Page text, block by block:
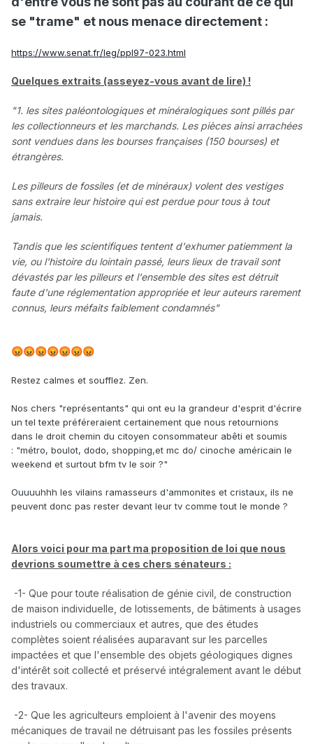
se "trame" et nous menace directement :
https://www.senat.fr/leg/ppl97-023.html
Quelques extraits (asseyez-vous avant de lire) !
"1. les sites paléontologiques et minéralogiques sont pillés par
les collectionneurs et les marchands. Les pièces ainsi arrachées
sont vendues dans les bourses françaises (150 bourses) et
étrangères.
Les pilleurs de fossiles (et de minéraux) volent des vestiges
sans extraire leur histoire qui est perdue pour tous à tout
jamais.
Tandis que les scientifiques tentent d'exhumer patiemment la
vie, ou l'histoire du lointain passé, leurs lieux de travail sont
dévastés par les pilleurs et l'ensemble des sites est détruit
faute d'une réglementation appropriée et leur auteurs rarement
connus, leurs méfaits faiblement condamnés"
😡😡😡😡😡😡😡
Restez calmes et soufflez. Zen.
Nos chers "représentants" qui ont eu la grandeur d'esprit d'écrire
un tel texte préféreraient certainement que nous retournions
dans le droit chemin du citoyen consommateur abêti et soumis
: "métro, boulot, dodo, shopping,et mc do/ cinoche américain le
weekend et surtout bfm tv le soir ?"
Ouuuuhhh les vilains ramasseurs d'ammonites et cristaux, ils ne
peuvent donc pas rester devant leur tv comme tout le monde ?
Alors voici pour ma part ma proposition de loi que nous
devrions soumettre à ces chers sénateurs :
-1- Que pour toute réalisation de génie civil, de construction
de maison individuelle, de lotissements, de bâtiments à usages
industriels ou commerciaux et autres, que des études
complètes soient réalisées auparavant sur les parcelles
impactées et que l'ensemble des objets géologiques dignes
d'intérêt soit collecté et préservé intégralement avant le début
des travaux.
-2- Que les agriculteurs emploient à l'avenir des moyens
mécaniques de travail ne détruisant pas les fossiles présents